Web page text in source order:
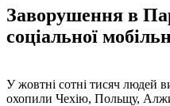
Заворушення в
соціальної
У жовтні сотні тисяч людей
охопили Чехію, Польщу,